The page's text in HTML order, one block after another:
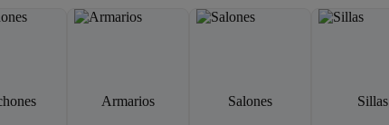
Armarios Salones Sillas